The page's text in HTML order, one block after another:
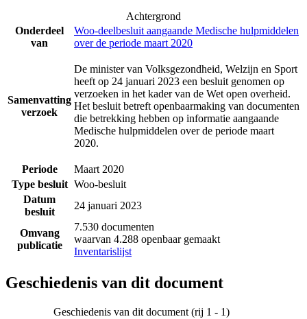
Achtergrond
Onderdeel
van
Woo-deelbesluit aangaande Medische hulpmiddelen
over de periode maart 2020
Samenvatting
verzoek
De minister van Volksgezondheid, Welzijn en Sport
heeft op 24 januari 2023 een besluit genomen op
verzoeken in het kader van de Wet open overheid.
Het besluit betreft openbaarmaking van documenten
die betrekking hebben op informatie aangaande
Medische hulpmiddelen over de periode maart
2020.
Periode
Maart 2020
Type besluit Woo-besluit
Datum
besluit
24 januari 2023
Omvang
publicatie
7.530 documenten
waarvan 4.288 openbaar gemaakt
Inventarislijst
Geschiedenis van dit document
Geschiedenis van dit document (rij 1 - 1)